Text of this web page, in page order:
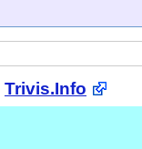
Trivis.Info